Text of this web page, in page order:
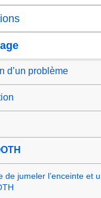
d’un problème
de jumeler l’enceinte et